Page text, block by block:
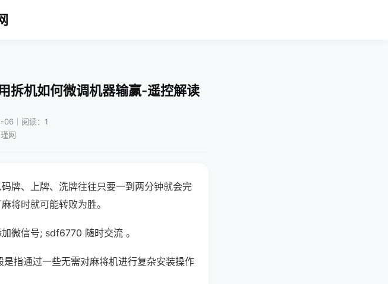
拆机如何微调机器输赢-遥控解读
｜阅读：1
网
牌、上牌、洗牌往往只要一到两分钟就会完
将时就可能转败为胜。
微信号; sdf6770 随时交流 。
指通过一些无需对麻将机进行复杂安装操作